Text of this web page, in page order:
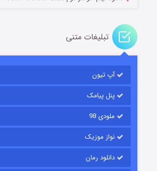
باب اسفنجی فصل ۱۷
قسمت۶ (زیرنویس) منتشر
تبلیغات متنی
آپ تیون
پنل پیامک
ملودی 98
نواز موزیک
دانلود رمان